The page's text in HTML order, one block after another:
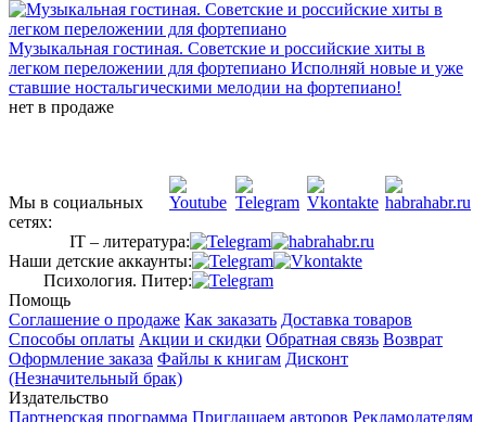
Музыкальная гостиная. Советские и российские хиты в
легком переложении для фортепиано Исполняй новые и уже
ставшие ностальгическими мелодии на фортепиано!
нет в продаже
Мы в социальных
сетях:
IT – литература:
Наши детские аккаунты:
Психология. Питер:
Помощь
Соглашение о продаже Как заказать Доставка товаров
Способы оплаты Акции и скидки Обратная связь Возврат
Оформление заказа Файлы к книгам Дисконт
(Незначительный брак)
Издательство
Партнерская программа Приглашаем авторов Рекламодателям